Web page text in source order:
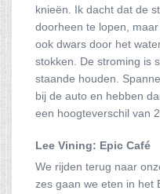
knieën. Ik dacht dat de
doorheen te lopen,
ook dwars door het
stokken. De stroming is
staande houden.
bij de auto en hebben
een hoogteverschil van
Lee Vining: Epic Café
We rijden terug naar
zes gaan we eten in het